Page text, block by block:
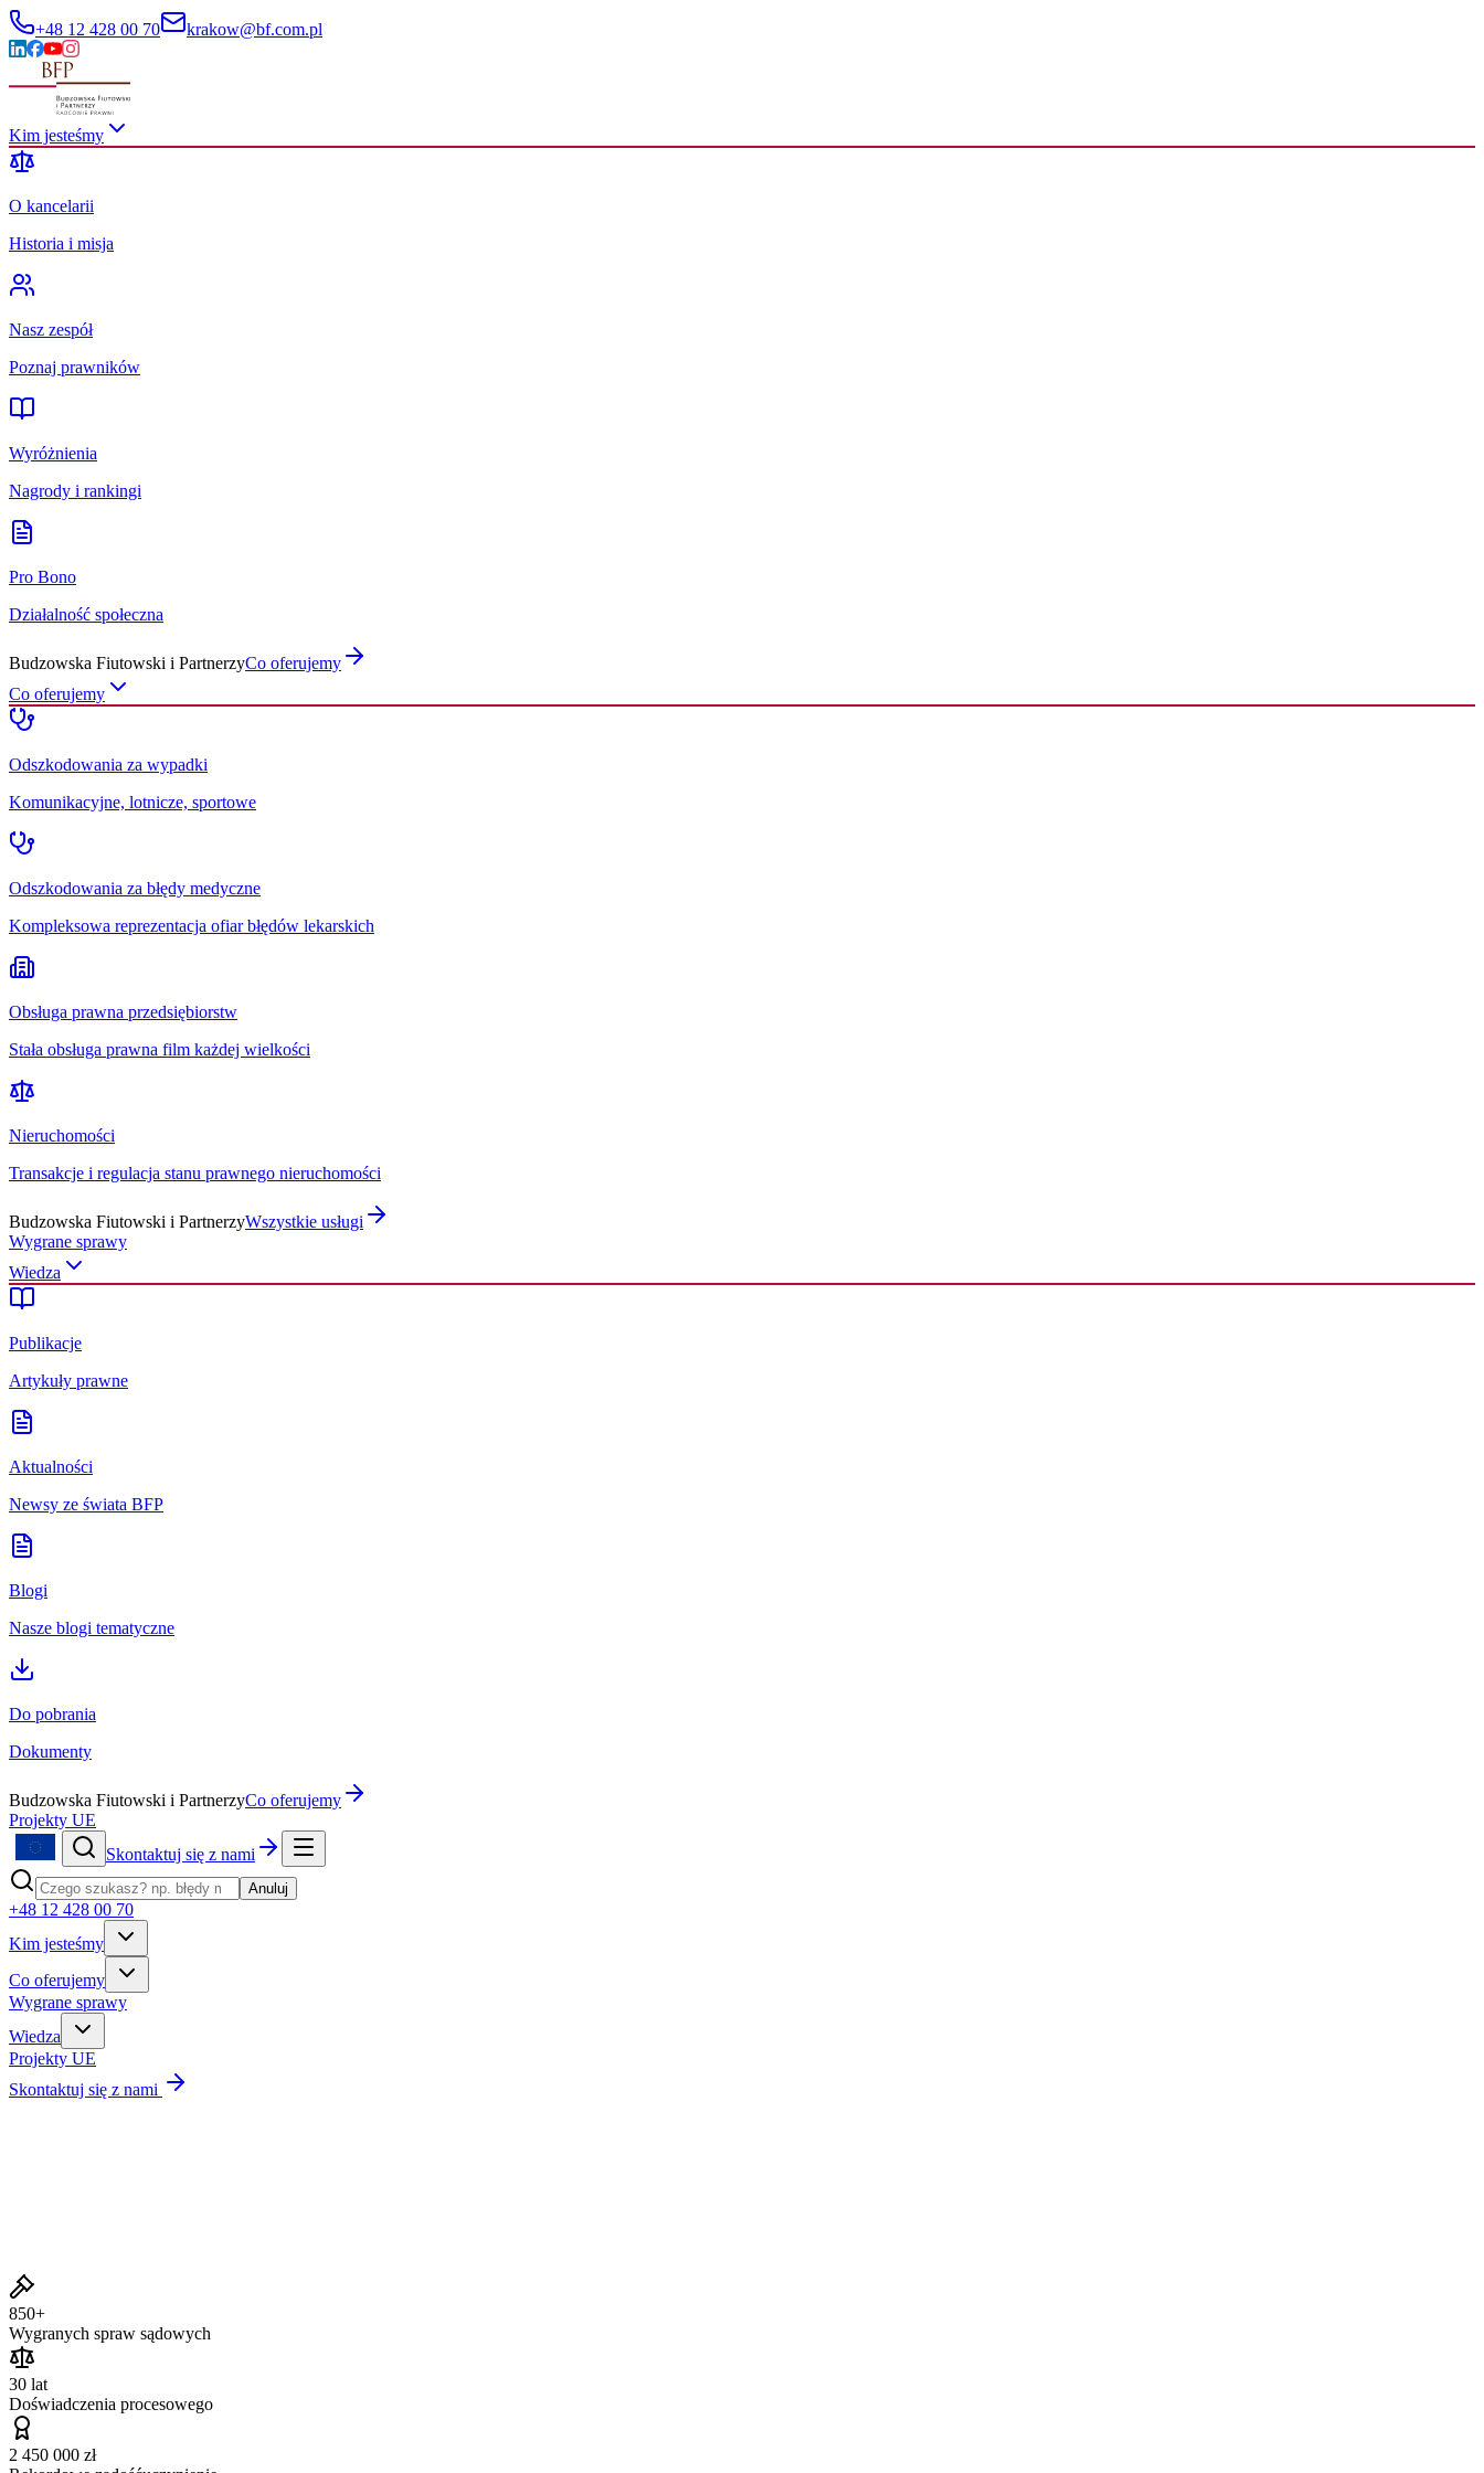
+48 12 428 00 70 krakow@bf.com.pl
Kim jesteśmy
O kancelarii
Historia i misja
Nasz zespół
Poznaj prawników
Wyróżnienia
Nagrody i rankingi
Pro Bono
Działalność społeczna
Budzowska Fiutowski i PartnerzyCo oferujemy
Co oferujemy
Odszkodowania za wypadki
Komunikacyjne, lotnicze, sportowe
Odszkodowania za błędy medyczne
Kompleksowa reprezentacja ofiar błędów lekarskich
Obsługa prawna przedsiębiorstw
Stała obsługa prawna film każdej wielkości
Nieruchomości
Transakcje i regulacja stanu prawnego nieruchomości
Budzowska Fiutowski i PartnerzyWszystkie usługi
Wygrane sprawy
Wiedza
Publikacje
Artykuły prawne
Aktualności
Newsy ze świata BFP
Blogi
Nasze blogi tematyczne
Do pobrania
Dokumenty
Budzowska Fiutowski i PartnerzyCo oferujemy
Projekty UE
Skontaktuj się z nami
Anuluj
+48 12 428 00 70
Kim jesteśmy
Co oferujemy
Wygrane sprawy
Wiedza
Projekty UE
Skontaktuj się z nami
850+
Wygranych spraw sądowych
30 lat
Doświadczenia procesowego
2 450 000 zł